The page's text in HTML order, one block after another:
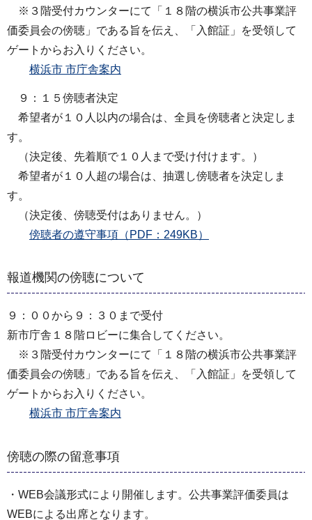
※３階受付カウンターにて「１８階の横浜市公共事業評
価委員会の傍聴」である旨を伝え、「入館証」を受領して
ゲートからお入りください。
横浜市 市庁舎案内
９：１５傍聴者決定
希望者が１０人以内の場合は、全員を傍聴者と決定しま
す。
（決定後、先着順で１０人まで受け付けます。）
希望者が１０人超の場合は、抽選し傍聴者を決定しま
す。
（決定後、傍聴受付はありません。）
傍聴者の遵守事項（PDF：249KB）
報道機関の傍聴について
９：００から９：３０まで受付
新市庁舎１８階ロビーに集合してください。
※３階受付カウンターにて「１８階の横浜市公共事業評
価委員会の傍聴」である旨を伝え、「入館証」を受領して
ゲートからお入りください。
横浜市 市庁舎案内
傍聴の際の留意事項
・WEB会議形式により開催します。公共事業評価委員は
WEBによる出席となります。